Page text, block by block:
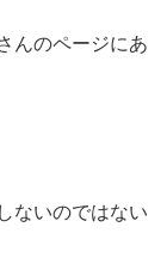
んのページにあ
ないのではない